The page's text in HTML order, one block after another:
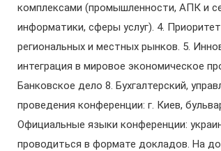
комплексами (промышленности, АПК и
информатики, сферы услуг). 4.
региональных и местных рынков. 5.
интеграция в мировое экономическое
Банковское дело 8. Бухгалтерский,
проведения конференции: г. Киев,
Официальные языки конференции:
проводиться в формате докладов. На